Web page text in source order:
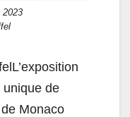
2023
de
Monaco